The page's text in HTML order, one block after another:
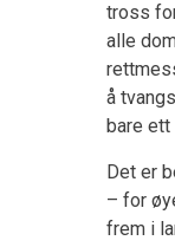
tross
alle
å
bare ett
Det er
– for
frem i